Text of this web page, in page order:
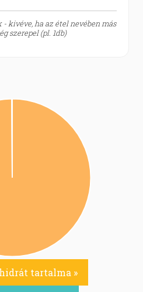
kivéve, ha az étel nevében más
szerepel (pl. 1db)
tartalma »